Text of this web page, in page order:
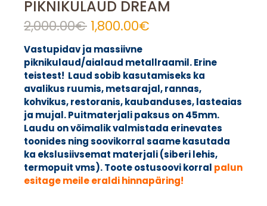
PIKNIKULAUD DREAM
2,000.00€ Algne
oli:
2,000.00€.
1,800.00€
1,800.00€.
Vastupidav ja massiivne
piknikulaud/aialaud metallraamil. Erine
teistest! Laud sobib kasutamiseks ka
avalikus ruumis, metsarajal, rannas,
kohvikus, restoranis, kaubanduses, lasteaias
ja mujal. Puitmaterjali paksus on 45mm.
Laudu on võimalik valmistada erinevates
toonides ning soovikorral saame kasutada
ka ekslusiivsemat materjali (siberi lehis,
termopuit vms).Toote ostusoovi korral palun
esitage meile eraldi hinnapäring!